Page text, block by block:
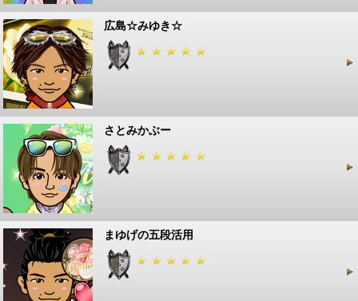
広島☆みゆき☆
さとみかぶー
まゆげの五段活用